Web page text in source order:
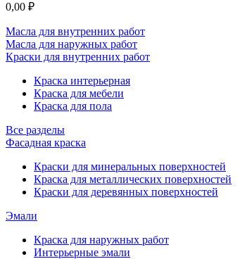
0,00 ₽
Масла для внутренних работ
Масла для наружных работ
Краски для внутренних работ
Краска интерьерная
Краска для мебели
Краска для пола
Все разделы
Фасадная краска
Краски для минеральных поверхностей
Краска для металлических поверхностей
Краски для деревянных поверхностей
Эмали
Краска для наружных работ
Интерьерные эмали